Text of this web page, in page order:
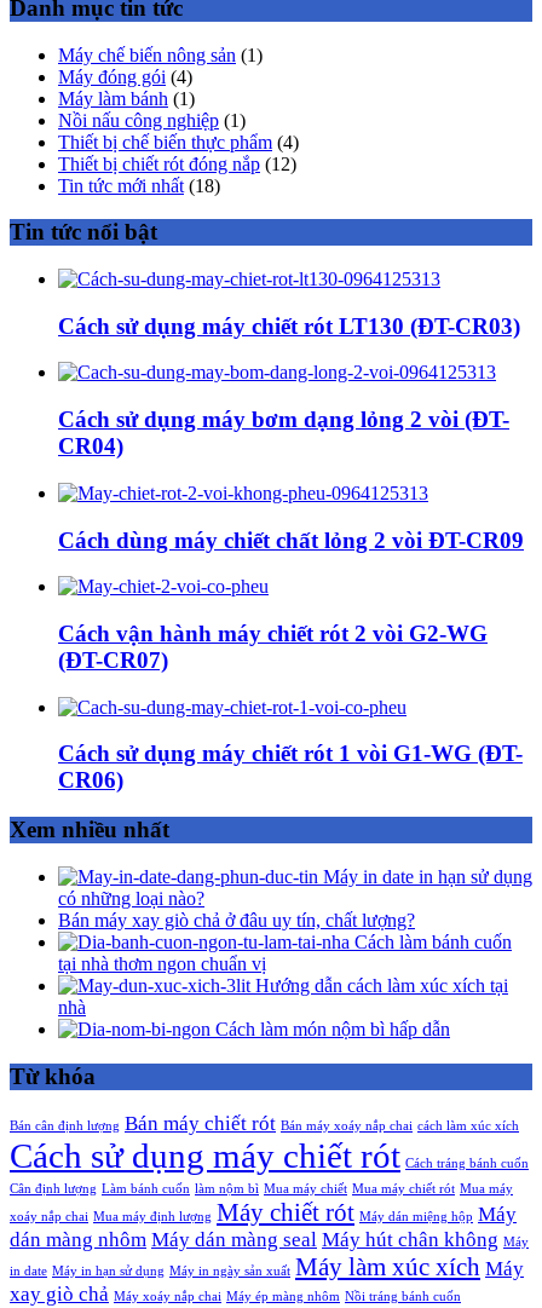
Danh mục tin tức
Máy chế biến nông sản (1)
Máy đóng gói (4)
Máy làm bánh (1)
Nồi nấu công nghiệp (1)
Thiết bị chế biến thực phẩm (4)
Thiết bị chiết rót đóng nắp (12)
Tin tức mới nhất (18)
Tin tức nổi bật
Cách sử dụng máy chiết rót LT130 (ĐT-CR03)
Cách sử dụng máy bơm dạng lỏng 2 vòi (ĐT-
CR04)
Cách dùng máy chiết chất lỏng 2 vòi ĐT-CR09
Cách vận hành máy chiết rót 2 vòi G2-WG
(ĐT-CR07)
Cách sử dụng máy chiết rót 1 vòi G1-WG (ĐT-
CR06)
Xem nhiều nhất
Máy in date in hạn sử dụng
có những loại nào?
Bán máy xay giò chả ở đâu uy tín, chất lượng?
Cách làm bánh cuốn
tại nhà thơm ngon chuẩn vị
Hướng dẫn cách làm xúc xích tại
nhà
Cách làm món nộm bì hấp dẫn
Từ khóa
Bán cân định lượng Bán máy chiết rót Bán máy xoáy nắp chai cách làm xúc xích
Cách sử dụng máy chiết rót Cách tráng bánh cuốn
Cân định lượng Làm bánh cuốn làm nộm bì Mua máy chiết Mua máy chiết rót Mua máy
xoáy nắp chai Mua máy định lượng Máy chiết rót Máy dán miệng hộp Máy
dán màng nhôm Máy dán màng seal Máy hút chân không Máy
in date Máy in hạn sử dụng Máy in ngày sản xuất Máy làm xúc xích Máy
xay giò chả Máy xoáy nắp chai Máy ép màng nhôm Nồi tráng bánh cuốn